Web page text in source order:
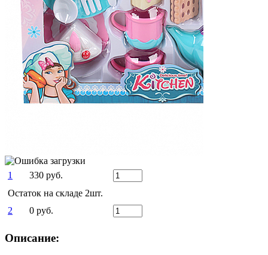
1
330 руб.
Остаток на складе 2шт.
2
0 руб.
Описание: